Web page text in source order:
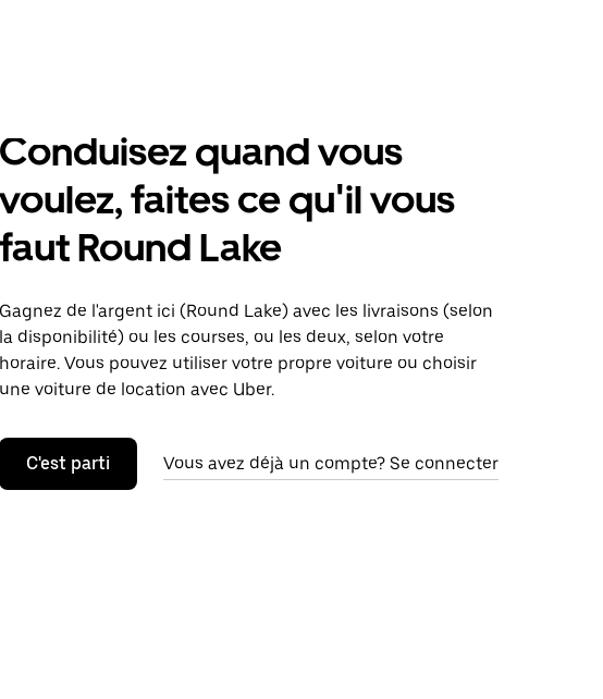
Conduisez quand vous
voulez, faites ce qu'il vous
faut Round Lake
Gagnez de l'argent ici (Round Lake) avec les livraisons (selon
la disponibilité) ou les courses, ou les deux, selon votre
horaire. Vous pouvez utiliser votre propre voiture ou choisir
une voiture de location avec Uber.
C'est parti Vous avez déjà un compte? Se connecter